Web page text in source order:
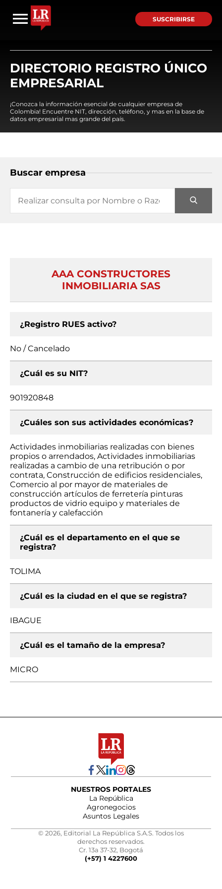
SUSCRIBIRSE
DIRECTORIO REGISTRO ÚNICO
EMPRESARIAL
¡Conozca la información esencial de cualquier empresa de
Colombia! Encuentre NIT, dirección, teléfono, y mas en la base de
datos empresarial mas grande del país.
Buscar empresa
AAA CONSTRUCTORES
INMOBILIARIA SAS
¿Registro RUES activo?
No / Cancelado
¿Cuál es su NIT?
901920848
¿Cuáles son sus actividades económicas?
Actividades inmobiliarias realizadas con bienes
propios o arrendados, Actividades inmobiliarias
realizadas a cambio de una retribución o por
contrata, Construcción de edificios residenciales,
Comercio al por mayor de materiales de
construcción artículos de ferretería pinturas
productos de vidrio equipo y materiales de
fontanería y calefacción
¿Cuál es el departamento en el que se
registra?
TOLIMA
¿Cuál es la ciudad en el que se registra?
IBAGUE
¿Cuál es el tamaño de la empresa?
MICRO
NUESTROS PORTALES
La República
Agronegocios
Asuntos Legales
© 2026, Editorial La República S.A.S. Todos los
derechos reservados.
Cr. 13a 37-32, Bogotá
(+57) 1 4227600